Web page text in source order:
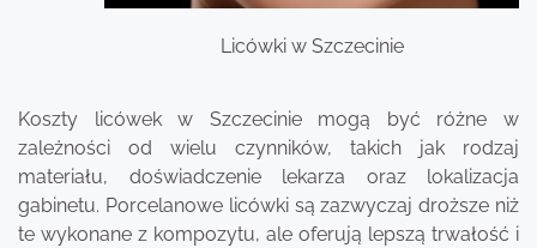
Licówki w Szczecinie
Koszty licówek w Szczecinie mogą być różne w
zależności od wielu czynników, takich jak rodzaj
materiału, doświadczenie lekarza oraz lokalizacja
gabinetu. Porcelanowe licówki są zazwyczaj droższe niż
te wykonane z kompozytu, ale oferują lepszą trwałość i